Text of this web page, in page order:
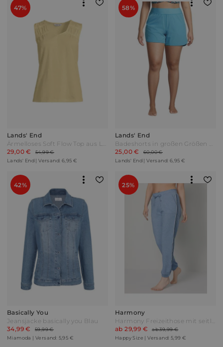
47%
Lands' End
Ärmelloses Soft Flow Top aus Leinenmix Damen Gelb by Lands' End
29,00 €
54,99 €
Lands' End | Versand: 6,95 €
58%
Lands' End
Badeshorts in großen Größen Damen Blau Nylon-Mischung by Lands' End
25,00 €
60,00 €
Lands' End | Versand: 6,95 €
42%
Basically You
Jeansjacke basically you Blau
34,99 €
59,99 €
Miamoda | Versand: 5,95 €
25%
Harmony
Harmony Freizeithose mit seitlichem Band Hellblau meliert
ab 29,99 €
ab 39,99 €
Happy Size | Versand: 5,99 €